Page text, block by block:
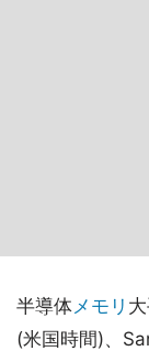
半導体メモリ
(米国時間)、